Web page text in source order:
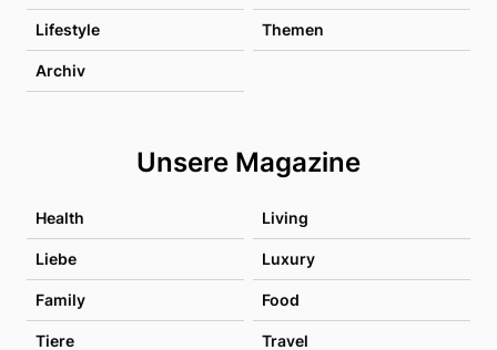
Lifestyle Themen
Archiv
Unsere Magazine
Health Living
Liebe Luxury
Family Food
Tiere Travel